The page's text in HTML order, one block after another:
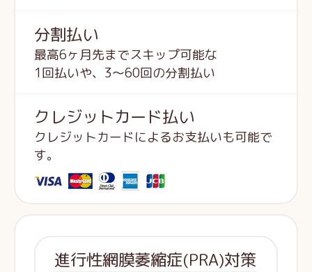
分割払い
最高6ヶ月先までスキップ可能な
1回払いや、3～60回の分割払い
クレジットカード払い
クレジットカードによるお支払いも可能で
す。
進行性網膜萎縮症(PRA)対策